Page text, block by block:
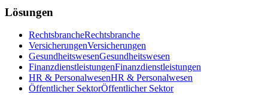
Lösungen
RechtsbrancheRechtsbranche
VersicherungenVersicherungen
GesundheitswesenGesundheitswesen
FinanzdienstleistungenFinanzdienstleistungen
HR & PersonalwesenHR & Personalwesen
Öffentlicher SektorÖffentlicher Sektor